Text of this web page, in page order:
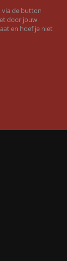
via de button
door jouw
en hoef je niet